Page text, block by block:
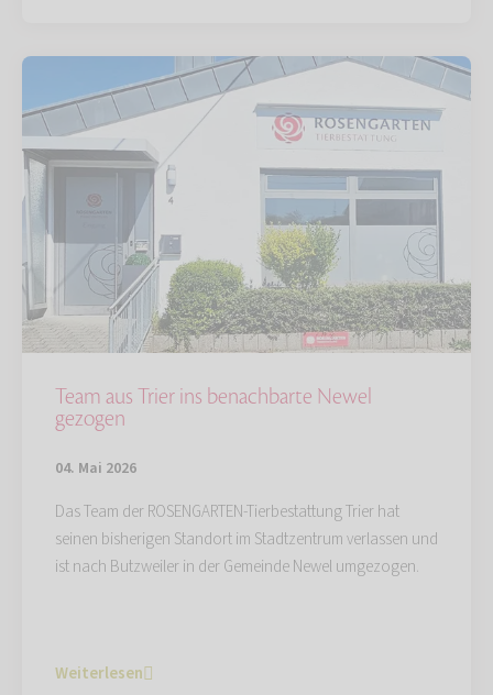
Team aus Trier ins benachbarte Newel
gezogen
04. Mai 2026
Das Team der ROSENGARTEN-Tierbestattung Trier hat
seinen bisherigen Standort im Stadtzentrum verlassen und
ist nach Butzweiler in der Gemeinde Newel umgezogen.
Weiterlesen